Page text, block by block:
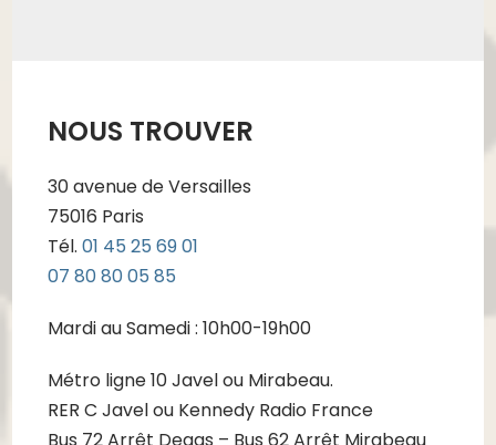
NOUS TROUVER
30 avenue de Versailles
75016 Paris
Tél.01 45 25 69 01
07 80 80 05 85
Mardi au Samedi : 10h00-19h00
Métro ligne 10 Javel ou Mirabeau.
RER C Javel ou Kennedy Radio France